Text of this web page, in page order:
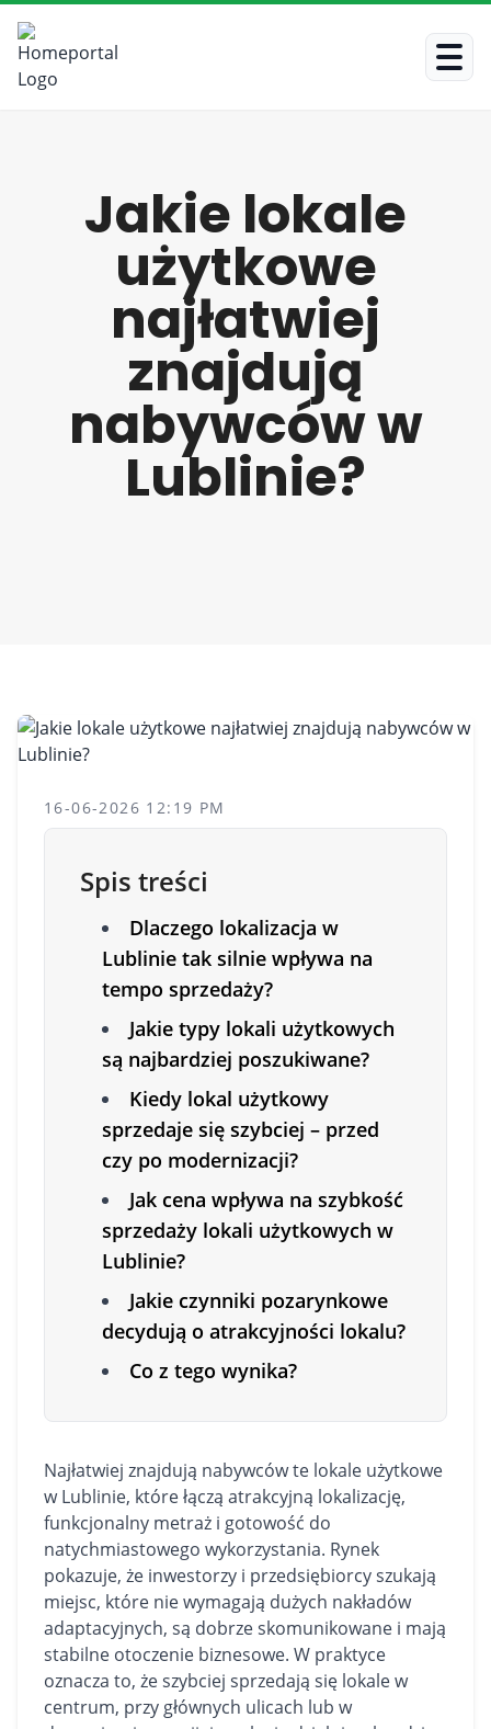
Jakie lokale
użytkowe
najłatwiej
znajdują
nabywców w
Lublinie?
16-06-2026 12:19 PM
Spis treści
Dlaczego lokalizacja w
Lublinie tak silnie wpływa na
tempo sprzedaży?
Jakie typy lokali użytkowych
są najbardziej poszukiwane?
Kiedy lokal użytkowy
sprzedaje się szybciej – przed
czy po modernizacji?
Jak cena wpływa na szybkość
sprzedaży lokali użytkowych w
Lublinie?
Jakie czynniki pozarynkowe
decydują o atrakcyjności lokalu?
Co z tego wynika?
Najłatwiej znajdują nabywców te lokale użytkowe
w Lublinie, które łączą atrakcyjną lokalizację,
funkcjonalny metraż i gotowość do
natychmiastowego wykorzystania. Rynek
pokazuje, że inwestorzy i przedsiębiorcy szukają
miejsc, które nie wymagają dużych nakładów
adaptacyjnych, są dobrze skomunikowane i mają
stabilne otoczenie biznesowe. W praktyce
oznacza to, że szybciej sprzedają się lokale w
centrum, przy głównych ulicach lub w